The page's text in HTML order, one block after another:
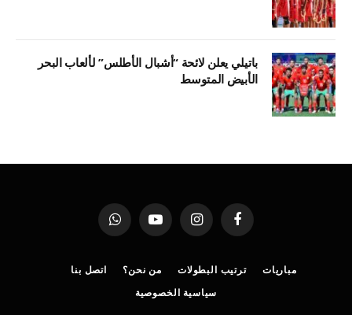
باتيلي يعلن لائحة “أشبال الأطلس” لألعاب البحر
الأبيض المتوسط
فيسبوك الانستغراميوتيوب واتساب
مباريات ترتيب البطولات من نحن؟
اتصل بنا
سياسية الخصوصية